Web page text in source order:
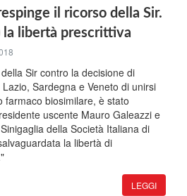
il ricorso della Sir.
la libertà prescrittiva
Sir contro la decisione di
Sardegna e Veneto di unirsi
farmaco biosimilare, è stato
uscente Mauro Galeazzi e
della Società Italiana di
la libertà di
LEGGI